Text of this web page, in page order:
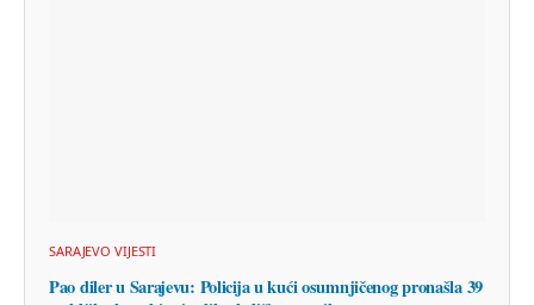
SARAJEVO VIJESTI
Pao diler u Sarajevu: Policija u kući osumnjičenog pronašla 39